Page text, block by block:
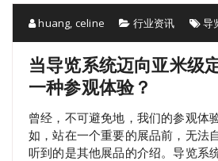
huang, celine 行业资讯 导
当导览系统迈向亚米级
一种参观体验？
曾经，不可避免地，我们的参观体
如，站在一个重要的展品前，无法
听到的是其他展品的介绍。导览系